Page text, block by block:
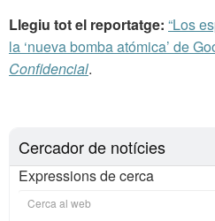
Llegiu tot el reportatge: “Los
la ‘nueva bomba atómica’ de
Confidencial.
Cercador de notícies
Expressions de cerca